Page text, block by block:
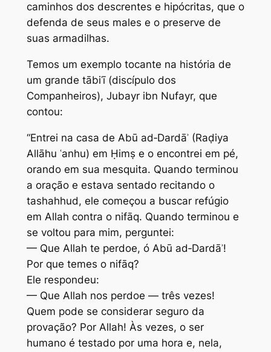
caminhos dos descrentes e hipócritas, que o
defenda de seus males e o preserve de
suas armadilhas.
Temos um exemplo tocante na história de
um grande tābiʿī (discípulo dos
Companheiros), Jubayr ibn Nufayr, que
contou:
“Entrei na casa de Abū ad‑Dardāʾ (Raḍiya
Allāhu ʿanhu) em Ḥimṣ e o encontrei em pé,
orando em sua mesquita. Quando terminou
a oração e estava sentado recitando o
tashahhud, ele começou a buscar refúgio
em Allah contra o nifāq. Quando terminou e
se voltou para mim, perguntei:
— Que Allah te perdoe, ó Abū ad‑Dardāʾ!
Por que temes o nifāq?
Ele respondeu:
— Que Allah nos perdoe — três vezes!
Quem pode se considerar seguro da
provação? Por Allah! Às vezes, o ser
humano é testado por uma hora e, nela,